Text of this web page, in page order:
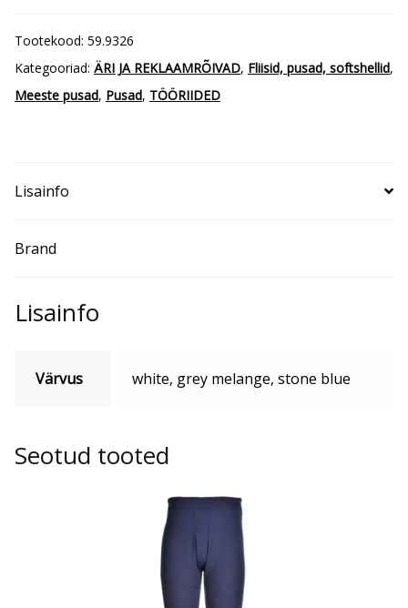
"Classic"
Tootekood: 59.9326
Kategooriad: ÄRI JA REKLAAMRÕIVAD, Fliisid, pusad, softshellid,
Meeste pusad, Pusad, TÖÖRIIDED
Lisainfo
Brand
Lisainfo
Värvus white, grey melange, stone blue
Seotud tooted